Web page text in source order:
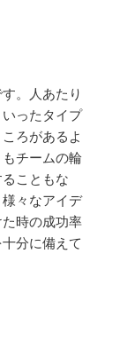
。人あたり
ったタイプ
ろがあるよ
チームの輪
こともな
々なアイデ
時の成功率
分に備えて